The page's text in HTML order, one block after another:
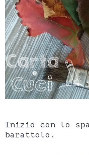
Inizio con lo
barattolo.